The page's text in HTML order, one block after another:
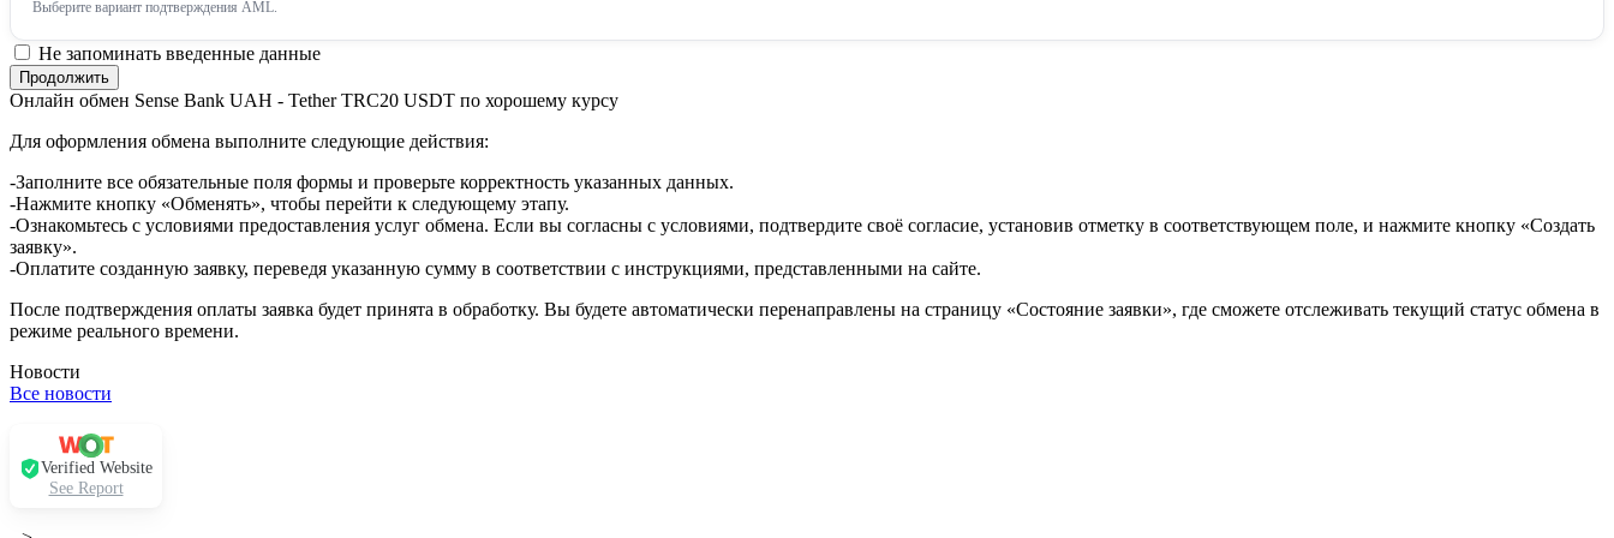
Выберите вариант подтверждения AML.
Не запоминать введенные данные
Онлайн обмен Sense Bank UAH - Tether TRC20 USDT по хорошему курсу
Для оформления обмена выполните следующие действия:
-Заполните все обязательные поля формы и проверьте корректность указанных данных.
-Нажмите кнопку «Обменять», чтобы перейти к следующему этапу.
-Ознакомьтесь с условиями предоставления услуг обмена. Если вы согласны с условиями, подтвердите своё согласие, установив отметку в соответствующем поле, и нажмите кнопку «Создать
заявку».
-Оплатите созданную заявку, переведя указанную сумму в соответствии с инструкциями, представленными на сайте.
После подтверждения оплаты заявка будет принята в обработку. Вы будете автоматически перенаправлены на страницу «Состояние заявки», где сможете отслеживать текущий статус обмена в
режиме реального времени.
Новости
Все новости
Verified Website
See Report